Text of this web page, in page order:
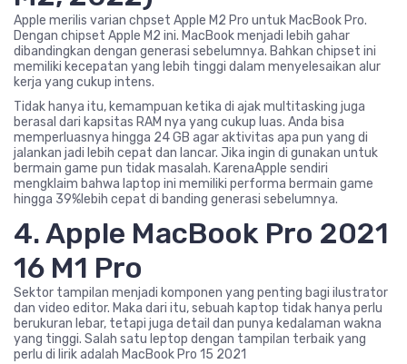
Apple merilis varian chpset Apple M2 Pro untuk MacBook Pro.
Dengan chipset Apple M2 ini. MacBook menjadi lebih gahar
dibandingkan dengan generasi sebelumnya. Bahkan chipset ini
memiliki kecepatan yang lebih tinggi dalam menyelesaikan alur
kerja yang cukup intens.
Tidak hanya itu, kemampuan ketika di ajak multitasking juga
berasal dari kapsitas RAM nya yang cukup luas. Anda bisa
memperluasnya hingga 24 GB agar aktivitas apa pun yang di
jalankan jadi lebih cepat dan lancar. Jika ingin di gunakan untuk
bermain game pun tidak masalah. KarenaApple sendiri
mengklaim bahwa laptop ini memiliki performa bermain game
hingga 39%lebih cepat di banding generasi sebelumnya.
4. Apple MacBook Pro 2021
16 M1 Pro
Sektor tampilan menjadi komponen yang penting bagi ilustrator
dan video editor. Maka dari itu, sebuah kaptop tidak hanya perlu
berukuran lebar, tetapi juga detail dan punya kedalaman wakna
yang tinggi. Salah satu leptop dengan tampilan terbaik yang
perlu di lirik adalah MacBook Pro 15 2021